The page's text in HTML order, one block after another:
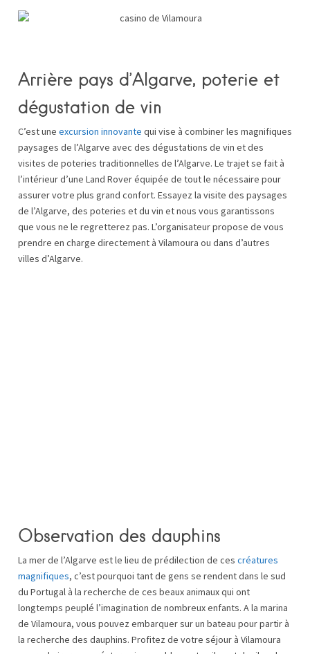
Arrière pays d’Algarve, poterie et
dégustation de vin
C’est une excursion innovante qui vise à combiner les magnifiques
paysages de l’Algarve avec des dégustations de vin et des
visites de poteries traditionnelles de l’Algarve. Le trajet se fait à
l’intérieur d’une Land Rover équipée de tout le nécessaire pour
assurer votre plus grand confort. Essayez la visite des paysages
de l’Algarve, des poteries et du vin et nous vous garantissons
que vous ne le regretterez pas. L’organisateur propose de vous
prendre en charge directement à Vilamoura ou dans d’autres
villes d’Algarve.
Observation des dauphins
La mer de l’Algarve est le lieu de prédilection de ces créatures
magnifiques, c’est pourquoi tant de gens se rendent dans le sud
du Portugal à la recherche de ces beaux animaux qui ont
longtemps peuplé l’imagination de nombreux enfants. A la marina
de Vilamoura, vous pouvez embarquer sur un bateau pour partir à
la recherche des dauphins. Profitez de votre séjour à Vilamoura